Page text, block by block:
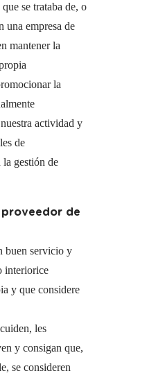
se trataba de, o
una empresa de
mantener la
la
actividad y
de
la gestión de
proveedor de
buen servicio y
interiorice
y que considere
les
y consigan que,
se consideren